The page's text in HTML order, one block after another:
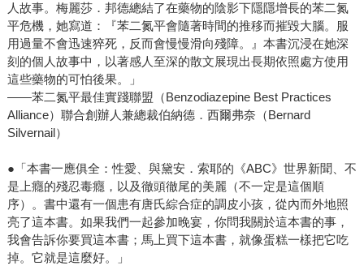
人故事。梅麗莎．邦德總結了在藥物的陰影下隱隱增長的苯二氮
平危機，她寫道：『苯二氮平會隨著時間的推移而摧毀大腦。服
用過量不會迅速猝死，反而會慢慢滑向殘障。』本書沉浸在她深
刻的個人故事中，以著感人至深的散文展現出長期依照處方使用
這些藥物的可怕後果。」
——苯二氮平最佳實踐聯盟（Benzodiazepine Best Practices
Alliance）聯合創辦人兼總裁伯納德．西爾弗奈（Bernard
Silvernail）
●「本書一應俱全：性愛、與黛安．索耶的《ABC》世界新聞、不
是上癮的殘忍毒癮，以及徹頭徹尾的美麗（不一定是這個順
序）。書中還有一個患有唐氏綜合症的調皮小孩，從內而外地照
亮了這本書。如果我們一起參加晚宴，你問我關於這本書的事，
我會告訴你要買這本書；馬上買下這本書，就像蛋糕一樣把它吃
掉。它就是這麼好。」